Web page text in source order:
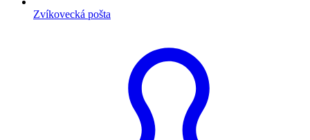
Zvíkovecká pošta